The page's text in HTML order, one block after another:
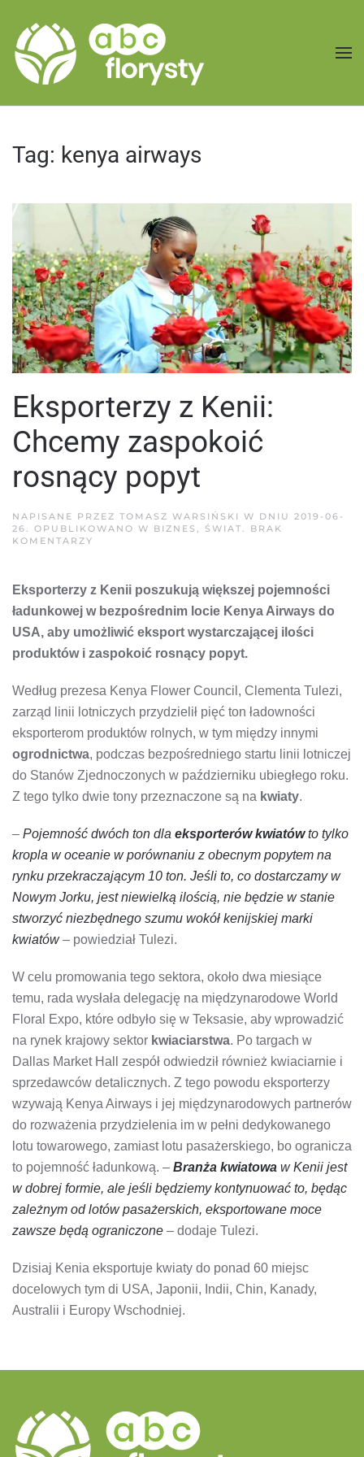
Przejdź do treści głównej
Tag: kenya airways
Eksporterzy z Kenii:
Chcemy zaspokoić
rosnący popyt
NAPISANE PRZEZ TOMASZ WARSIŃSKI W DNIU 2019-06-
26. OPUBLIKOWANO W BIZNES , ŚWIAT. BRAK
KOMENTARZY
CHCEMY
ZASPOKOIĆ
ROSNĄCY
POPYT
Eksporterzy z Kenii poszukują większej pojemności
ładunkowej w bezpośrednim locie Kenya Airways do
USA, aby umożliwić eksport wystarczającej ilości
produktów i zaspokoić rosnący popyt.
Według prezesa Kenya Flower Council, Clementa Tulezi,
zarząd linii lotniczych przydzielił pięć ton ładowności
eksporterom produktów rolnych, w tym między innymi
ogrodnictwa, podczas bezpośredniego startu linii lotniczej
do Stanów Zjednoczonych w październiku ubiegłego roku.
Z tego tylko dwie tony przeznaczone są na kwiaty.
– Pojemność dwóch ton dla eksporterów kwiatówto tylko
kropla w oceanie w porównaniu z obecnym popytem na
rynku przekraczającym 10 ton. Jeśli to, co dostarczamy w
Nowym Jorku, jest niewielką ilością, nie będzie w stanie
stworzyć niezbędnego szumu wokół kenijskiej marki
kwiatów– powiedział Tulezi.
W celu promowania tego sektora, około dwa miesiące
temu, rada wysłała delegację na międzynarodowe World
Floral Expo, które odbyło się w Teksasie, aby wprowadzić
na rynek krajowy sektor kwiaciarstwa. Po targach w
Dallas Market Hall zespół odwiedził również kwiaciarnie i
sprzedawców detalicznych. Z tego powodu eksporterzy
wzywają Kenya Airways i jej międzynarodowych partnerów
do rozważenia przydzielenia im w pełni dedykowanego
lotu towarowego, zamiast lotu pasażerskiego, bo ogranicza
to pojemność ładunkową. – Branża kwiatowa w Kenii jest
w dobrej formie, ale jeśli będziemy kontynuować to, będąc
zależnym od lotów pasażerskich, eksportowane moce
zawsze będą ograniczone – dodaje Tulezi.
Dzisiaj Kenia eksportuje kwiaty do ponad 60 miejsc
docelowych tym di USA, Japonii, Indii, Chin, Kanady,
Australii i Europy Wschodniej.